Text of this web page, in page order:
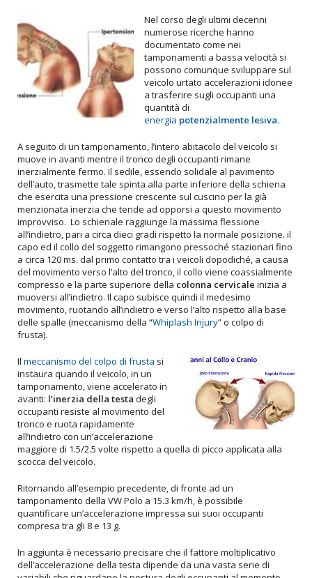
Nel corso degli ultimi decenni
numerose ricerche hanno
documentato come nei
tamponamenti a bassa velocità si
possono comunque sviluppare sul
veicolo urtato accelerazioni idonee
a trasferire sugli occupanti una
quantità di
energia potenzialmente lesiva.
A seguito di un tamponamento, l’intero abitacolo del veicolo si
muove in avanti mentre il tronco degli occupanti rimane
inerzialmente fermo. Il sedile, essendo solidale al pavimento
dell’auto, trasmette tale spinta alla parte inferiore della schiena
che esercita una pressione crescente sul cuscino per la già
menzionata inerzia che tende ad opporsi a questo movimento
improvviso. Lo schienale raggiunge la massima flessione
all’indietro, pari a circa dieci gradi rispetto la normale posizione. il
capo ed il collo del soggetto rimangono pressoché stazionari fino
a circa 120 ms. dal primo contatto tra i veicoli dopodiché, a causa
del movimento verso l’alto del tronco, il collo viene coassialmente
compresso e la parte superiore della colonna cervicale inizia a
muoversi all’indietro. Il capo subisce quindi il medesimo
movimento, ruotando all’indietro e verso l’alto rispetto alla base
delle spalle (meccanismo della “Whiplash Injury” o colpo di
frusta).
Il meccanismo del colpo di frusta si
instaura quando il veicolo, in un
tamponamento, viene accelerato in
avanti: l’inerzia della testa degli
occupanti resiste al movimento del
tronco e ruota rapidamente
all’indietro con un’accelerazione
maggiore di 1.5/2.5 volte rispetto a quella di picco applicata alla
scocca del veicolo.
Ritornando all’esempio precedente, di fronte ad un
tamponamento della VW Polo a 15.3 km/h, è possibile
quantificare un’accelerazione impressa sui suoi occupanti
compresa tra gli 8 e 13 g.
In aggiunta è necessario precisare che il fattore moltiplicativo
dell’accelerazione della testa dipende da una vasta serie di